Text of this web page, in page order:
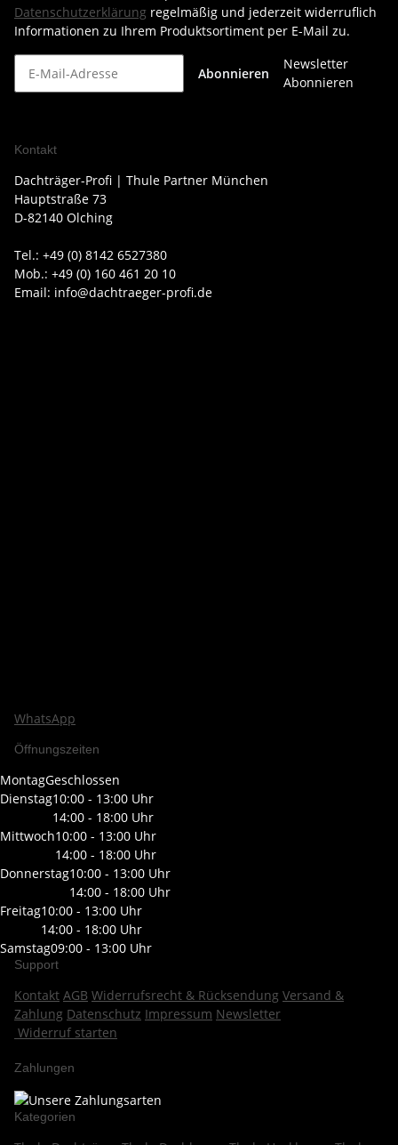
Datenschutzerklärung regelmäßig und jederzeit widerruflich
Informationen zu Ihrem Produktsortiment per E-Mail zu.
Abonnieren
Newsletter
Abonnieren
Kontakt
Dachträger-Profi | Thule Partner München
Hauptstraße 73
D-82140 Olching
Tel.: +49 (0) 8142 6527380
Mob.: +49 (0) 160 461 20 10
Email: info@dachtraeger-profi.de
WhatsApp
Öffnungszeiten
MontagGeschlossen
Dienstag10:00 - 13:00 Uhr
14:00 - 18:00 Uhr
Mittwoch10:00 - 13:00 Uhr
14:00 - 18:00 Uhr
Donnerstag10:00 - 13:00 Uhr
14:00 - 18:00 Uhr
Freitag10:00 - 13:00 Uhr
14:00 - 18:00 Uhr
Samstag09:00 - 13:00 Uhr
Support
Kontakt AGB Widerrufsrecht & Rücksendung Versand &
Zahlung Datenschutz Impressum Newsletter
Widerruf starten
Zahlungen
Kategorien